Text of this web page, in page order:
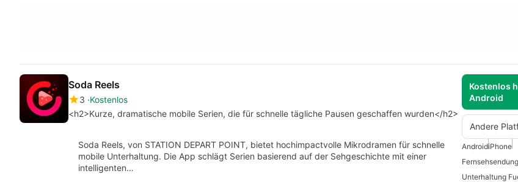
Soda Reels
3 Kostenlos
<h2>Kurze, dramatische mobile Serien, die für schnelle tägliche Pausen geschaffen wurden</h2>
Kostenlos
Android
Andere
Soda Reels, von STATION DEPART POINT, bietet hochimpactvolle Mikrodramen für schnelle
mobile Unterhaltung. Die App schlägt Serien basierend auf der Sehgeschichte mit einer
intelligenten…
AndroidiPhone
Unterhaltung